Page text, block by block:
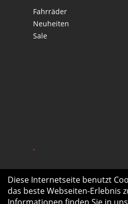
Fahrräder
Neuheiten
Sale
.
Diese Internetseite benutzt
das beste Webseiten-Erlebnis